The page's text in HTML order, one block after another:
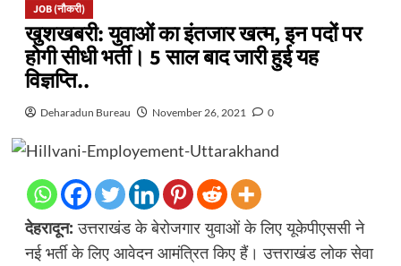
JOB (नौकरी)
खुशखबरी: युवाओं का इंतजार खत्म, इन पदों पर
होगी सीधी भर्ती। 5 साल बाद जारी हुई यह
विज्ञप्ति..
Deharadun Bureau November 26, 2021 0
देहरादून: उत्तराखंड के बेरोजगार युवाओं के लिए यूकेपीएससी ने
नई भर्ती के लिए आवेदन आमंत्रित किए हैं। उत्तराखंड लोक सेवा